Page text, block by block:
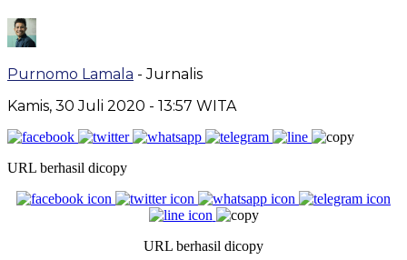
Purnomo Lamala - Jurnalis
Kamis, 30 Juli 2020 - 13:57 WITA
URL berhasil dicopy
URL berhasil dicopy